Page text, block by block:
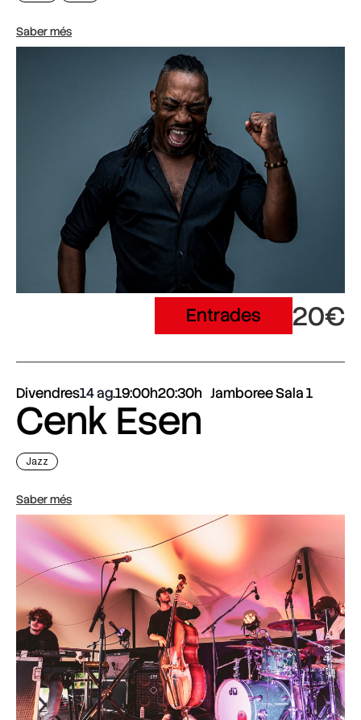
Saber més
Entrades 20€
Divendres14 ag.19:00h20:30h Jamboree Sala 1
Cenk Esen
Jazz
Saber més